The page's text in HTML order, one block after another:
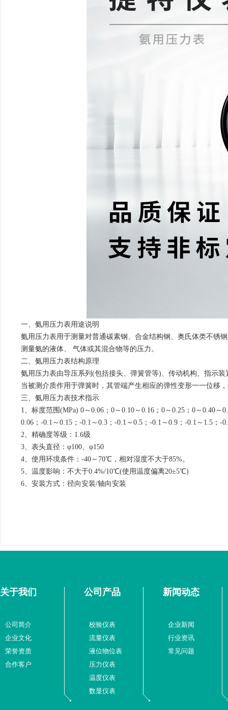
一、氨用压力表用途说明
氨用压力表用于测量对普通碳素钢、合金结构钢、奥氏体类不锈
测量氨的液体、 气体或其混合物等的压力。
二、氨用压力表结构原理
氨用压力表由导压系列(包括接头、弹簧管等)、传动机构、指示装
当被测介质作用于弹簧时，其管端产生相应的弹性变形一一位移
三、氨用压力表技术指示
1、标度范围(MPa) 0～0.06；0～0.10～0.16；0～0.25；0～0.40
0.06；-0.1～0.15；-0.1～0.3；-0.1～0.5；-0.1～0.9；-0.1～1.5；-
2、精确度等级：1.6级
3、表头直径：φ100、φ150
4、使用环境条件：-40～70℃，相对湿度不大于85%。
5、温度影响：不大于0.4%/10℃(使用温度偏离20±5℃)
6、安装方式：径向安装/轴向安装
关于我们
公司简介
企业文化
荣誉资质
合作客户
公司产品
校验仪表
流量仪表
液位物位表
压力仪表
温度仪表
数显仪表
新闻动态
企业新闻
行业资讯
常见问题